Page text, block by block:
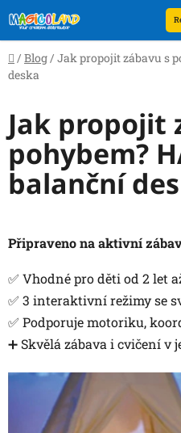
na
obsah
Domů
/ Blog / Jak propojit zábavu s
deska
Jak propojit
pohybem?
balanční
Připraveno na aktivní
✅ Vhodné pro děti od 2 let
✅ 3 interaktivní režimy se
✅ Podporuje motoriku,
➕ Skvělá zábava i cvičení v